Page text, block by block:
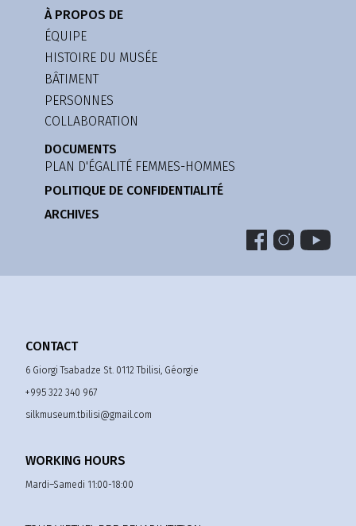
À PROPOS DE
ÉQUIPE
HISTOIRE DU MUSÉE
BÂTIMENT
PERSONNES
COLLABORATION
DOCUMENTS
PLAN D'ÉGALITÉ FEMMES-HOMMES
POLITIQUE DE CONFIDENTIALITÉ
ARCHIVES
CONTACT
6 Giorgi Tsabadze St. 0112 Tbilisi, Géorgie
+995 322 340 967
silkmuseum.tbilisi@gmail.com
WORKING HOURS
Mardi–Samedi 11:00-18:00